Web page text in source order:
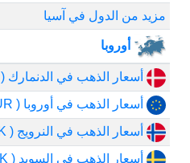
مزيد من الدول في آسيا
أوروبا
أسعار الذهب في الدنمارك ( DKK)
أسعار الذهب في أوروبا ( EUR)
أسعار الذهب في النرويج ( NOK)
أسعار الذهب في السويد ( SEK)